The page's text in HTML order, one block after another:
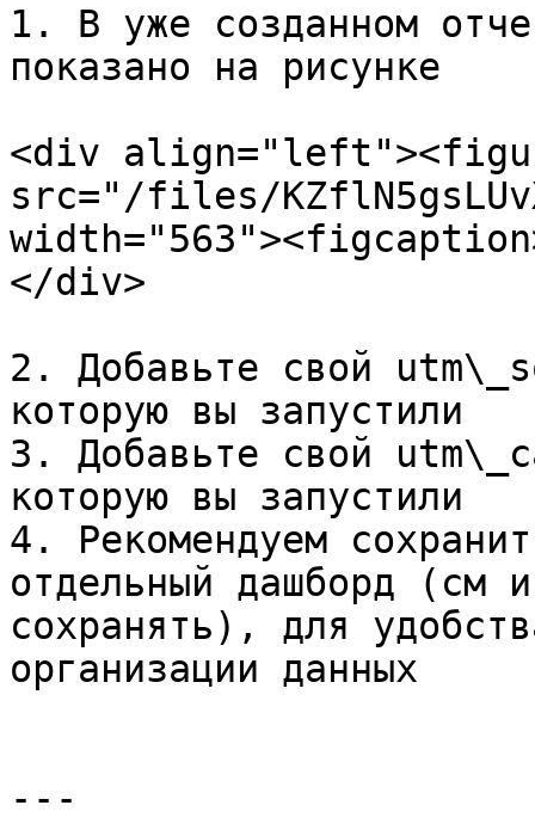
1. В уже созданном
показано на рисунке
<div
src="/files/
</div>
2. Добавьте свой
которую вы запустили
3. Добавьте свой
которую вы запустили
4. Рекомендуем
отдельный дашборд (см
сохранять), для
организации данных
---